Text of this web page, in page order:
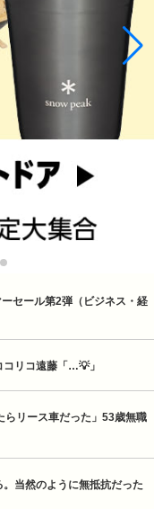
セール第2弾（ビジネス・経
リコ遠藤「…💡」
らリース車だった」53歳無職
。当然のように無抵抗だった